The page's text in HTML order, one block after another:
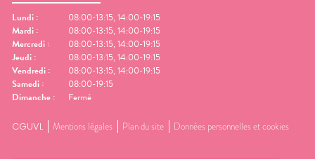
Lundi :
08:00-13:15, 14:00-19:15
Mardi :
08:00-13:15, 14:00-19:15
Mercredi :
08:00-13:15, 14:00-19:15
Jeudi :
08:00-13:15, 14:00-19:15
Vendredi :
08:00-13:15, 14:00-19:15
Samedi :
08:00-19:15
Dimanche : Fermé
CGUVL Mentions légales Plan du site Données personnelles et cookies